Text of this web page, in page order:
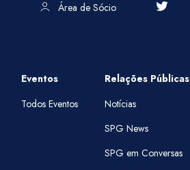
Área de Sócio
Eventos
Todos Eventos
Relações Públicas
Notícias
SPG News
SPG em Conversas